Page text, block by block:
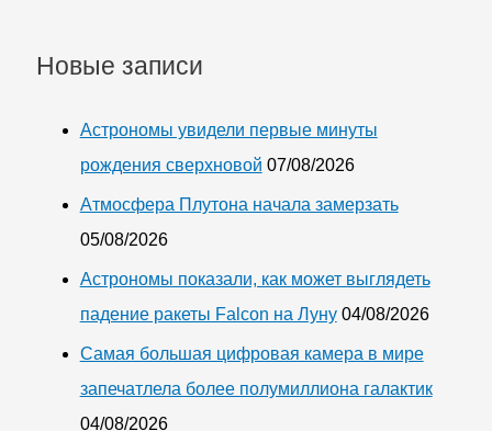
Новые записи
Астрономы увидели первые минуты
рождения сверхновой 07/08/2026
Атмосфера Плутона начала замерзать
05/08/2026
Астрономы показали, как может выглядеть
падение ракеты Falcon на Луну 04/08/2026
Самая большая цифровая камера в мире
запечатлела более полумиллиона галактик
04/08/2026